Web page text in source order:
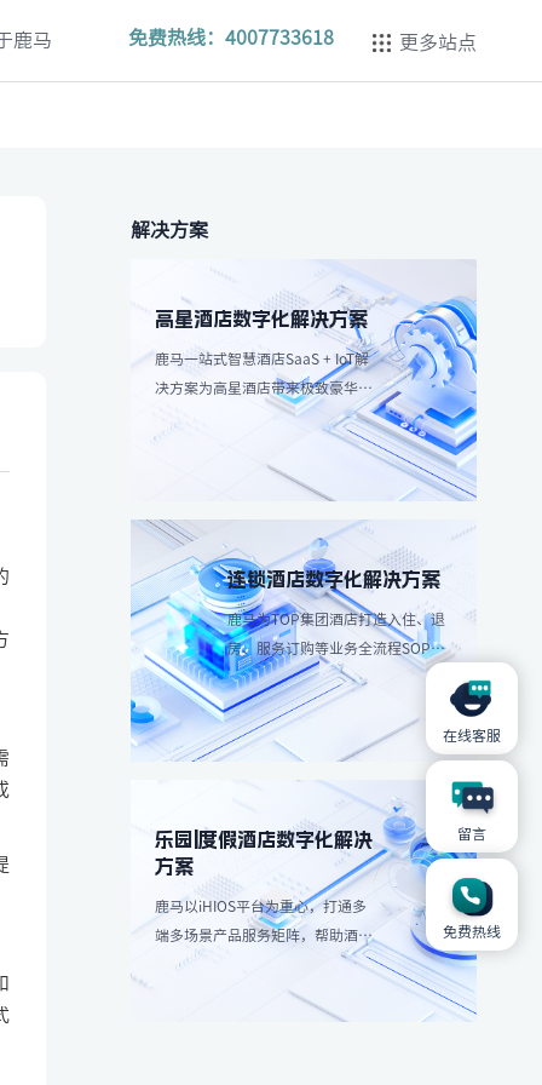
鹿马 免费热线：4007733618 更多站点
解决方案
高星酒店数字化解决方案
鹿马一站式智慧酒店SaaS + IoT解
决方案为高星酒店带来极致豪华体
验，强调个性化服务和高效服务流
连锁酒店数字化解决方案
鹿马为TOP集团酒店打造入住、退
房、服务订购等业务全流程SOP解
决方案，简化操作流程、减少人工
成本。
乐园|度假酒店数字化解决
方案
鹿马以iHIOS平台为重心，打通多
端多场景产品服务矩阵，帮助酒店
减轻高峰团客分流，带来更愉悦服
在线客服
留言
免费热线